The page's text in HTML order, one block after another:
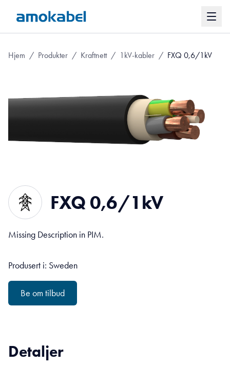
Hjem / Produkter / Kraftnett / 1kV-kabler / FXQ 0,6/1kV
FXQ 0,6/1kV
Missing Description in PIM.
Produsert i: Sweden
Be om tilbud
Detaljer